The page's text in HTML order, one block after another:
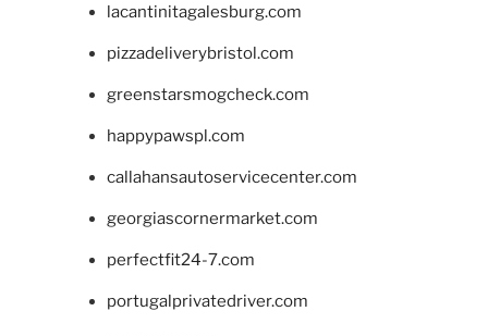
lacantinitagalesburg.com
pizzadeliverybristol.com
greenstarsmogcheck.com
happypawspl.com
callahansautoservicecenter.com
georgiascornermarket.com
perfectfit24-7.com
portugalprivatedriver.com